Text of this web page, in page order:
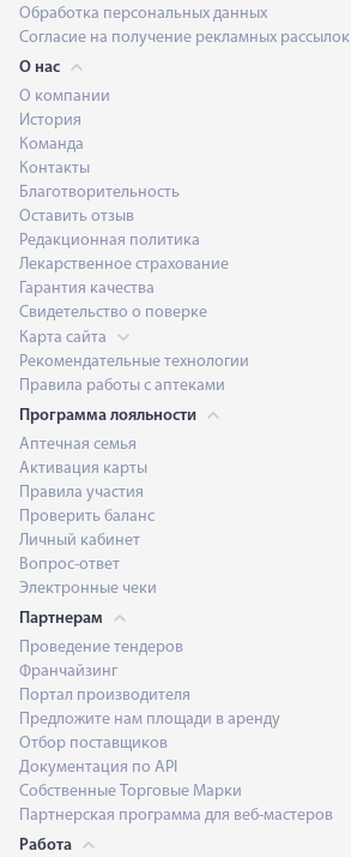
Обработка персональных данных
Согласие на получение рекламных рассылок
О нас
О компании
История
Команда
Контакты
Благотворительность
Оставить отзыв
Редакционная политика
Лекарственное страхование
Гарантия качества
Свидетельство о поверке
Карта сайта
Рекомендательные технологии
Правила работы с аптеками
Программа лояльности
Аптечная семья
Активация карты
Правила участия
Проверить баланс
Личный кабинет
Вопрос-ответ
Электронные чеки
Партнерам
Проведение тендеров
Франчайзинг
Портал производителя
Предложите нам площади в аренду
Отбор поставщиков
Документация по API
Собственные Торговые Марки
Партнерская программа для веб-мастеров
Работа